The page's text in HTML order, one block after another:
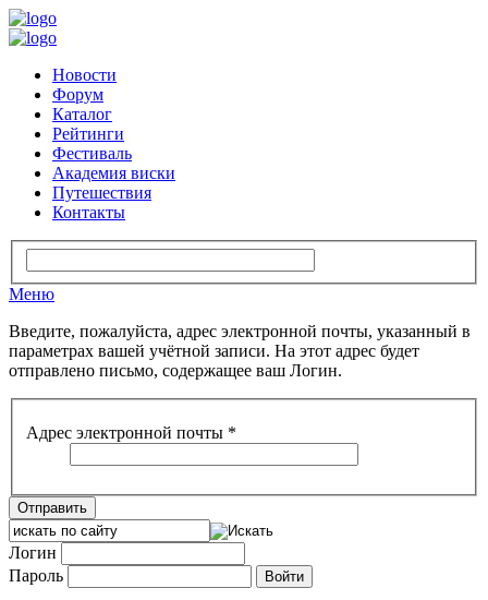
Новости
Форум
Каталог
Рейтинги
Фестиваль
Академия виски
Путешествия
Контакты
Меню
Введите, пожалуйста, адрес электронной почты, указанный в
параметрах вашей учётной записи. На этот адрес будет
отправлено письмо, содержащее ваш Логин.
Адрес электронной почты *
Отправить
Логин
Пароль